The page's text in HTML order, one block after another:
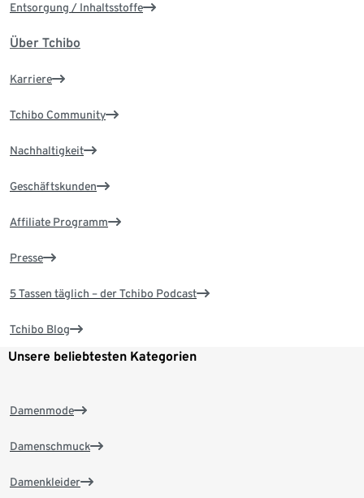
Entsorgung / Inhaltsstoffe
Über Tchibo
Karriere
Tchibo Community
Nachhaltigkeit
Geschäftskunden
Affiliate Programm
Presse
5 Tassen täglich – der Tchibo Podcast
Tchibo Blog
Unsere beliebtesten Kategorien
Damenmode
Damenschmuck
Damenkleider